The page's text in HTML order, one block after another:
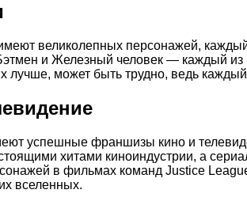
великолепных персонажей,
и Железный человек — каждый
лучше, может быть трудно, ведь
успешные франшизы кино и
хитами киноиндустрии, а
в фильмах команд Justice
вселенных.